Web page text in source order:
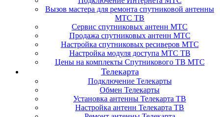
Вызов мастера для ремонта спутниковой антенны
МТС ТВ
Сервис спутниковых антенн МТС
Продажа спутниковых антенн МТС
Настройка спутниковых ресиверов МТС
Настройка модуля доступа МТС ТВ
Цены на комплекты Спутникового ТВ МТС
Телекарта
Подключение Телекарты
Обмен Телекарты
Установка антенны Телекарта ТВ
Настройка антенн Телекарта ТВ